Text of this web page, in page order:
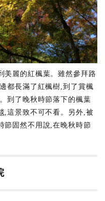
美麗的紅楓葉。雖然參拜路
都長滿了紅楓樹,到了賞楓
到了晚秋時節落下的楓葉
,這景致不可不看。另外,被
節固然不用說,在晚秋時節